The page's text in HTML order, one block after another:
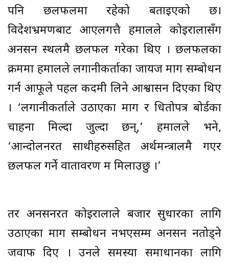
पनि छलफलमा रहेको बताइएको छ।
विदेशभ्रमणबाट आएलगत्तै हमालले कोइरालासँग
अनसन स्थलमै छलफल गरेका थिए । छलफलका
क्रममा हमालले लगानीकर्ताका जायज माग सम्बोधन
गर्न आफूले पहल कदमी लिने आश्वासन दिएका थिए
। ‘लगानीकर्ताले उठाएका माग र धितोपत्र बोर्डका
चाहना मिल्दा जुल्दा छन्,’ हमालले भने,
‘आन्दोलनरत साथीहरुसहित अर्थमन्त्रालमै गएर
छलफल गर्ने वातावरण म मिलाउछु ।’
तर अनसनरत कोइरालाले बजार सुधारका लागि
उठाएका माग सम्बोधन नभएसम्म अनसन नतोड्ने
जवाफ दिए । उनले समस्या समाधानका लागि